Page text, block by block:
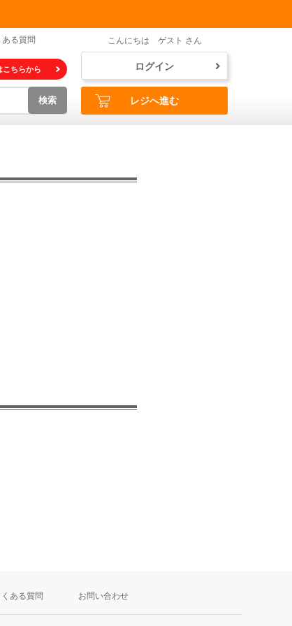
ある質問
こちらから
検索
こんにちは ゲスト さん
ログイン
レジへ進む
くある質問 お問い合わせ